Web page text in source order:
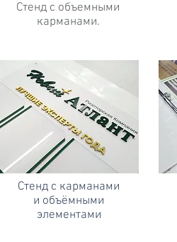
Стенд с объемными
карманами.
Стенд с карманами
и объёмными
элементами